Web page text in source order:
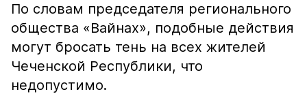
По словам председателя регионального
общества «Вайнах», подобные действия
могут бросать тень на всех жителей
Чеченской Республики, что
недопустимо.